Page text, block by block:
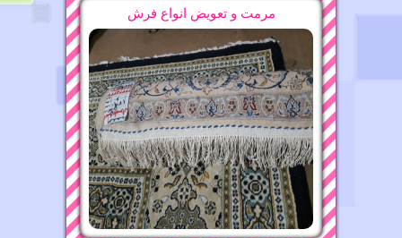
13-11-1396
قالیشویی محدوده شهرک غرب ۸۸۲۱۶۰۷۵
16-11-1396
قالیشویی محدوده منتظری
16-11-1396
قالیشویی محدوده گلبرگ
12-11-1396
قالیشویی محدوده دامپزشکی ۶۶۵۳۰۸۸۱
12-11-1396
مرمت و تعویض انواع فرش